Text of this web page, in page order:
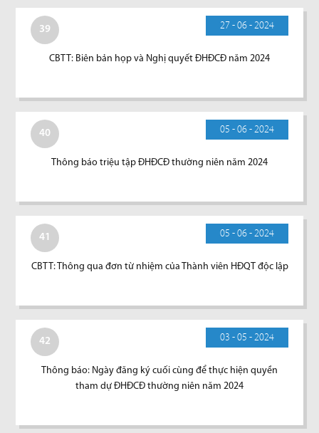
39 27 - 06 - 2024
CBTT: Biên bản họp và Nghị quyết ĐHĐCĐ năm 2024
40 05 - 06 - 2024
Thông báo triệu tập ĐHĐCĐ thường niên năm 2024
41 05 - 06 - 2024
CBTT: Thông qua đơn từ nhiệm của Thành viên HĐQT độc lập
42 03 - 05 - 2024
Thông báo: Ngày đăng ký cuối cùng để thực hiện quyền
tham dự ĐHĐCĐ thường niên năm 2024